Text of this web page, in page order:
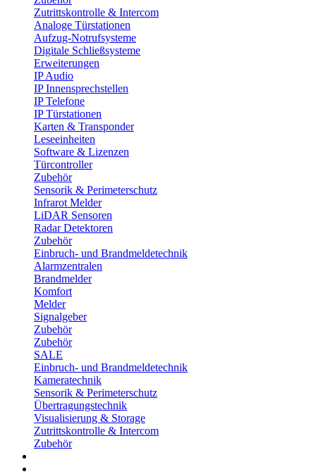
Zutrittskontrolle & Intercom
Analoge Türstationen
Aufzug-Notrufsysteme
Digitale Schließsysteme
Erweiterungen
IP Audio
IP Innensprechstellen
IP Telefone
IP Türstationen
Karten & Transponder
Leseeinheiten
Software & Lizenzen
Türcontroller
Zubehör
Sensorik & Perimeterschutz
Infrarot Melder
LiDAR Sensoren
Radar Detektoren
Zubehör
Einbruch- und Brandmeldetechnik
Alarmzentralen
Brandmelder
Komfort
Melder
Signalgeber
Zubehör
Zubehör
SALE
Einbruch- und Brandmeldetechnik
Kameratechnik
Sensorik & Perimeterschutz
Übertragungstechnik
Visualisierung & Storage
Zutrittskontrolle & Intercom
Zubehör